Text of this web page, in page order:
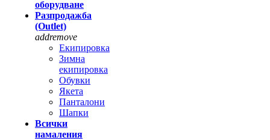
оборудване
Разпродажба
(Outlet)
addremove
Екипировка
Зимна
екипировка
Обувки
Якета
Панталони
Шапки
Всички
намаления